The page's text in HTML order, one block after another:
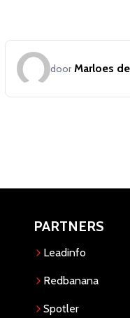
door Marloes
PARTNERS
Leadinfo
Redbanana
Spotler